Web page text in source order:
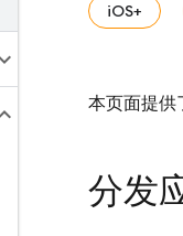
iOS+
本页面提供
分发